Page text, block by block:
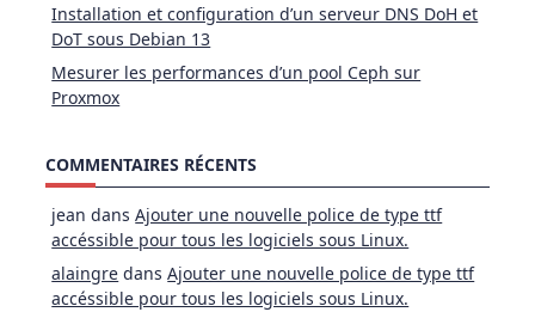
Installation et configuration d’un serveur DNS DoH et
DoT sous Debian 13
Mesurer les performances d’un pool Ceph sur
Proxmox
COMMENTAIRES RÉCENTS
jean dansAjouter une nouvelle police de type ttf
accéssible pour tous les logiciels sous Linux.
alaingre dansAjouter une nouvelle police de type ttf
accéssible pour tous les logiciels sous Linux.